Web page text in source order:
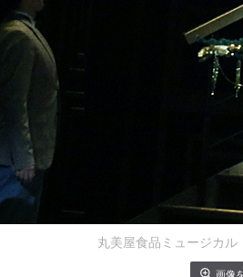
丸美屋食品ミュージカル
画像